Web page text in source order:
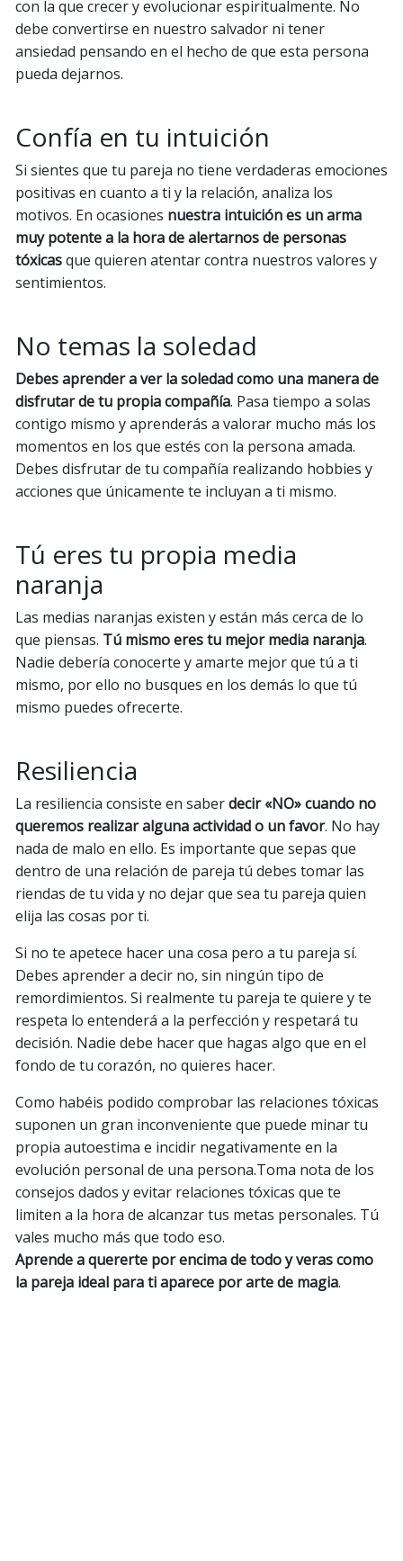
con la que crecer y evolucionar espiritualmente. No
debe convertirse en nuestro salvador ni tener
ansiedad pensando en el hecho de que esta persona
pueda dejarnos.
Confía en tu intuición
Si sientes que tu pareja no tiene verdaderas emociones
positivas en cuanto a ti y la relación, analiza los
motivos. En ocasiones nuestra intuición es un arma
muy potente a la hora de alertarnos de personas
tóxicasque quieren atentar contra nuestros valores y
sentimientos.
No temas la soledad
Debes aprender a ver la soledad como una manera de
disfrutar de tu propia compañía. Pasa tiempo a solas
contigo mismo y aprenderás a valorar mucho más los
momentos en los que estés con la persona amada.
Debes disfrutar de tu compañía realizando hobbies y
acciones que únicamente te incluyan a ti mismo.
Tú eres tu propia media
naranja
Las medias naranjas existen y están más cerca de lo
que piensas. Tú mismo eres tu mejor media naranja.
Nadie debería conocerte y amarte mejor que tú a ti
mismo, por ello no busques en los demás lo que tú
mismo puedes ofrecerte.
Resiliencia
La resiliencia consiste en saberdecir «NO» cuando no
queremos realizar alguna actividad o un favor. No hay
nada de malo en ello. Es importante que sepas que
dentro de una relación de pareja tú debes tomar las
riendas de tu vida y no dejar que sea tu pareja quien
elija las cosas por ti.
Si no te apetece hacer una cosa pero a tu pareja sí.
Debes aprender a decir no, sin ningún tipo de
remordimientos. Si realmente tu pareja te quiere y te
respeta lo entenderá a la perfección y respetará tu
decisión. Nadie debe hacer que hagas algo que en el
fondo de tu corazón, no quieres hacer.
Como habéis podido comprobar las relaciones tóxicas
suponen un gran inconveniente que puede minar tu
propia autoestima e incidir negativamente en la
evolución personal de una persona.Toma nota de los
consejos dados y evitar relaciones tóxicas que te
limiten a la hora de alcanzar tus metas personales. Tú
vales mucho más que todo eso.
Aprende a quererte por encima de todo y veras como
la pareja ideal para ti aparece por arte de magia.